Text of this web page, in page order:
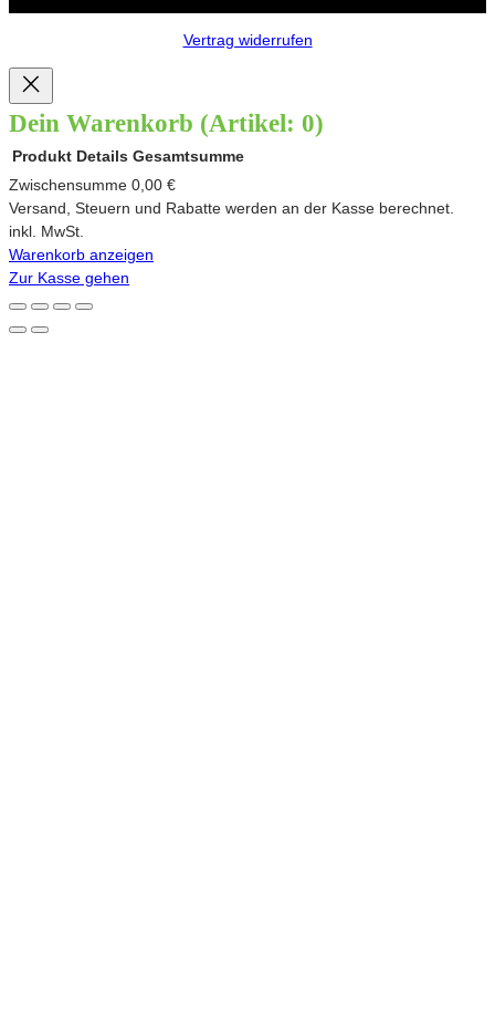
Vertrag widerrufen
Dein Warenkorb (Artikel: 0)
Produkte
im
Warenkorb
Produkt Details Gesamtsumme
Zwischensumme 0,00 €
Versand, Steuern und Rabatte werden an der Kasse berechnet.
inkl. MwSt.
Warenkorb anzeigen
Zur Kasse gehen